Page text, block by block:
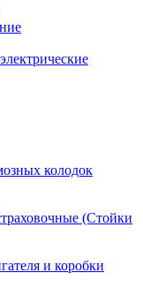
колодок
(Стойки
и коробки